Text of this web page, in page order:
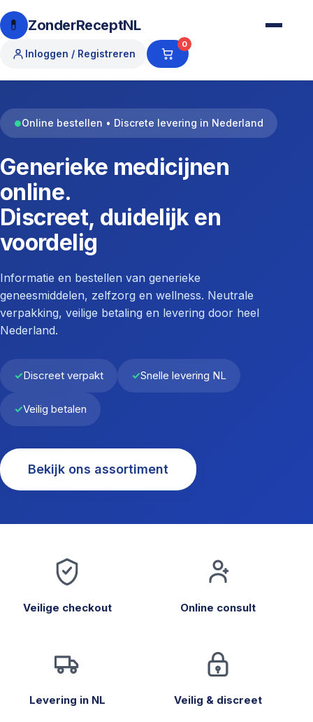
💊 ZonderReceptNL
Inloggen / Registreren
0
●Online bestellen • Discrete levering in Nederland
Generieke medicijnen
online.
Discreet, duidelijk en
voordelig
Informatie en bestellen van generieke
geneesmiddelen, zelfzorg en wellness. Neutrale
verpakking, veilige betaling en levering door heel
Nederland.
Discreet verpakt Snelle levering NL
Veilig betalen
Bekijk ons assortiment
Veilige checkout Online consult
Levering in NL Veilig & discreet